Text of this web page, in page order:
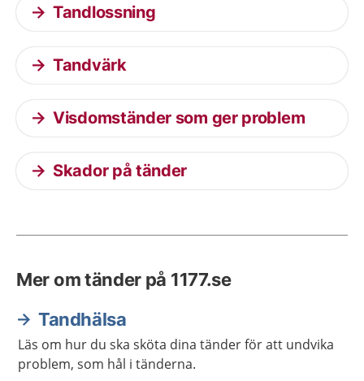
Tandlossning
Tandvärk
Visdomständer som ger problem
Skador på tänder
Mer om tänder på 1177.se
Tandhälsa
Läs om hur du ska sköta dina tänder för att undvika
problem, som hål i tänderna.